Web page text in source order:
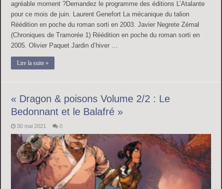
agréable moment ?Demandez le programme des éditions L’Atalante
pour ce mois de juin. Laurent Genefort La mécanique du talion
Réédition en poche du roman sorti en 2003. Javier Negrete Zémal
(Chroniques de Tramorée 1) Réédition en poche du roman sorti en
2005. Olivier Paquet Jardin d’hiver …
Lire la suite »
« Dragon & poisons Volume 2/2 : Le
Bedonnant et le Balafré »
30 mai 2021 0